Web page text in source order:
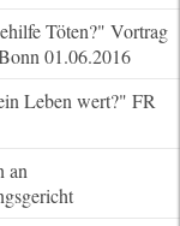
Töten?" Vortrag
01.06.2016
Leben wert?" FR
an